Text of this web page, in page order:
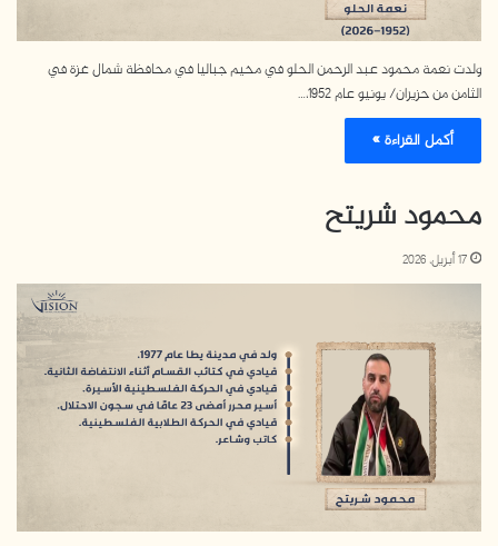
ولدت نعمة محمود عبد الرحمن الحلو في مخيم جباليا في محافظة شمال غزة في
الثامن من حزيران/ يونيو عام 1952،…
أكمل القراءة »
محمود شريتح
17 أبريل، 2026